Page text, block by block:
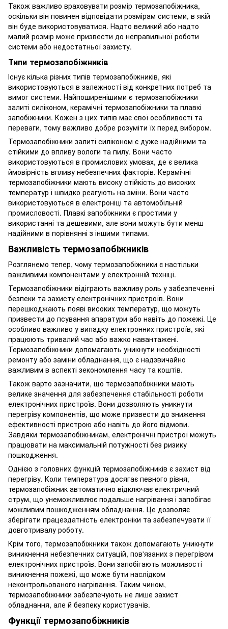
Також важливо враховувати розмір термозапобіжника,
оскільки він повинен відповідати розмірам системи, в якій
він буде використовуватися. Надто великий або надто
малий розмір може призвести до неправильної роботи
системи або недостатньої захисту.
Типи термозапобіжників
Існує кілька різних типів термозапобіжників, які
використовуються в залежності від конкретних потреб та
вимог системи. Найпоширенішими є термозапобіжники
залиті силіконом, керамічні термозапобіжники та плавкі
запобіжники. Кожен з цих типів має свої особливості та
переваги, тому важливо добре розуміти їх перед вибором.
Термозапобіжники залиті силіконом є дуже надійними та
стійкими до впливу вологи та пилу. Вони часто
використовуються в промислових умовах, де є велика
ймовірність впливу небезпечних факторів. Керамічні
термозапобіжники мають високу стійкість до високих
температур і швидко реагують на зміни. Вони часто
використовуються в електроніці та автомобільній
промисловості. Плавкі запобіжники є простими у
використанні та дешевими, але вони можуть бути менш
надійними в порівнянні з іншими типами.
Важливість термозапобіжників
Розглянемо тепер, чому термозапобіжники є настільки
важливими компонентами у електронній техніці.
Термозапобіжники відіграють важливу роль у забезпеченні
безпеки та захисту електронічних пристроїв. Вони
перешкоджають появі високих температур, що можуть
призвести до псування апаратури або навіть до пожежі. Це
особливо важливо у випадку електронних пристроїв, які
працюють тривалий час або важко навантажені.
Термозапобіжники допомагають уникнути необхідності
ремонту або заміни обладнання, що є надзвичайно
важливим в аспекті зекономлення часу та коштів.
Також варто зазначити, що термозапобіжники мають
велике значення для забезпечення стабільності роботи
електронічних пристроїв. Вони дозволяють уникнути
перегріву компонентів, що може призвести до зниження
ефективності пристрою або навіть до його відмови.
Завдяки термозапобіжникам, електронічні пристрої можуть
працювати на максимальній потужності без ризику
пошкодження.
Однією з головних функцій термозапобіжників є захист від
перегріву. Коли температура досягає певного рівня,
термозапобіжник автоматично відключає електричний
струм, що унеможливлює подальше нагрівання і запобігає
можливим пошкодженням обладнання. Це дозволяє
зберігати працездатність електроніки та забезпечувати її
довготривалу роботу.
Крім того, термозапобіжники також допомагають уникнути
виникнення небезпечних ситуацій, пов'язаних з перегрівом
електронічних пристроїв. Вони запобігають можливості
виникнення пожежі, що може бути наслідком
неконтрольованого нагрівання. Таким чином,
термозапобіжники забезпечують не лише захист
обладнання, але й безпеку користувачів.
Функції термозапобіжників